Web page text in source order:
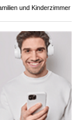
und Kinderzimmer